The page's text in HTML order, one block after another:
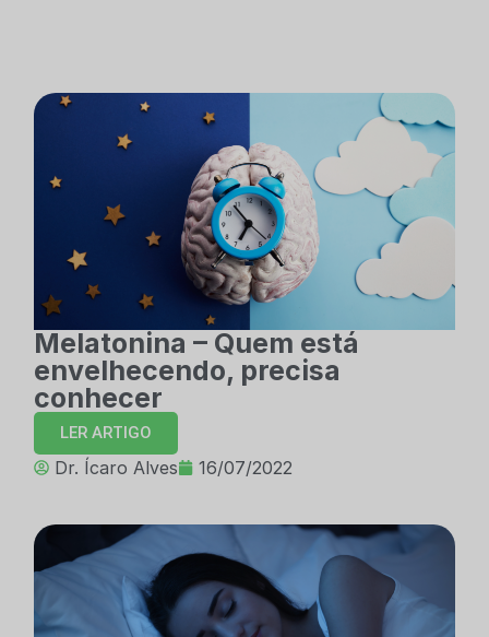
Melatonina – Quem está
envelhecendo, precisa
conhecer
LER ARTIGO
Dr. Ícaro Alves 16/07/2022